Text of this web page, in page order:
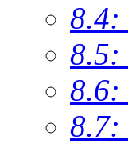
8.4:
8.5:
8.6:
8.7: